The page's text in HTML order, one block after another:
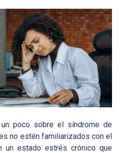
poco sobre el síndrome de
no estén familiarizados con el
un estado estrés crónico que